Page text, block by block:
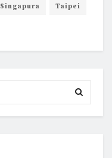
Singapura Taipei